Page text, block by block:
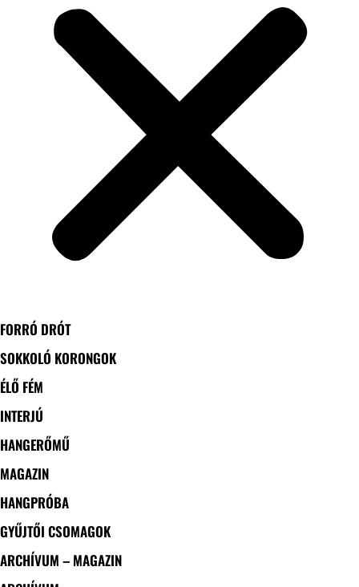
FORRÓ DRÓT
SOKKOLÓ KORONGOK
ÉLŐ FÉM
INTERJÚ
HANGERŐMŰ
MAGAZIN
HANGPRÓBA
GYŰJTŐI CSOMAGOK
ARCHÍVUM – MAGAZIN